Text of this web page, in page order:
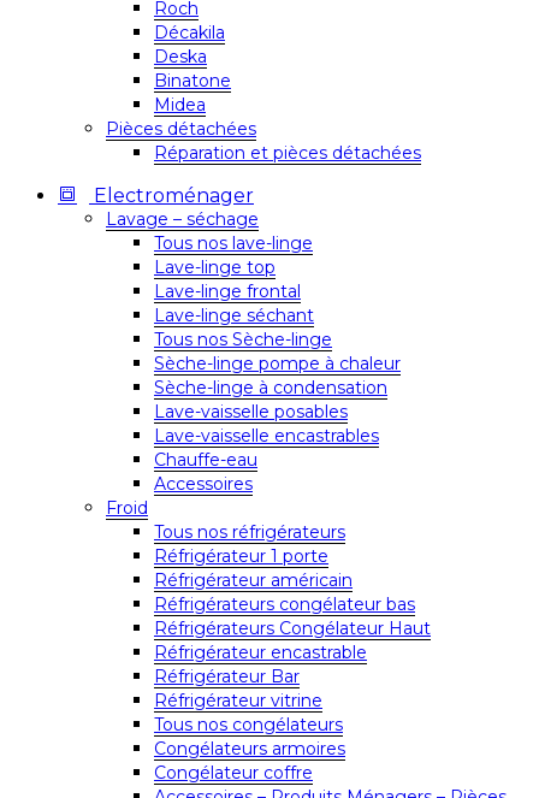
Roch
Décakila
Deska
Binatone
Midea
Pièces détachées
Réparation et pièces détachées
Electroménager
Lavage – séchage
Tous nos lave-linge
Lave-linge top
Lave-linge frontal
Lave-linge séchant
Tous nos Sèche-linge
Sèche-linge pompe à chaleur
Sèche-linge à condensation
Lave-vaisselle posables
Lave-vaisselle encastrables
Chauffe-eau
Accessoires
Froid
Tous nos réfrigérateurs
Réfrigérateur 1 porte
Réfrigérateur américain
Réfrigérateurs congélateur bas
Réfrigérateurs Congélateur Haut
Réfrigérateur encastrable
Réfrigérateur Bar
Réfrigérateur vitrine
Tous nos congélateurs
Congélateurs armoires
Congélateur coffre